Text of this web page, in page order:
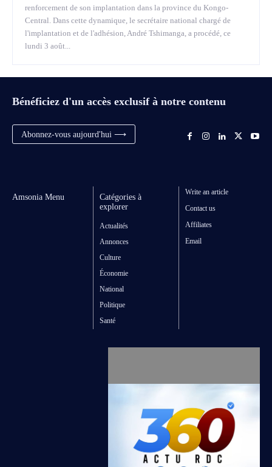
renforcement de son implantation dans la province du Kongo-
Central. Dans cette dynamique, le secrétaire national chargé de
l'implantation et de l'adhésion, André Tshimanga, a procédé, ce
lundi 3 août...
Bénéficiez d'un accès exclusif à notre contenu
Abonnez-vous aujourd'hui ⟶
Amsonia Menu
Catégories à
explorer
Actualités
Annonces
Culture
Économie
National
Politique
Santé
Write an article
Contact us
Affiliates
Email